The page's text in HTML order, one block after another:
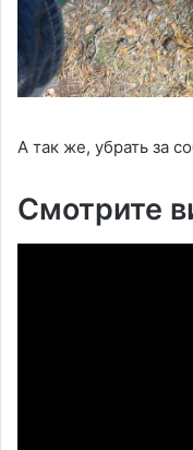
А так же, убрать за
Смотрите